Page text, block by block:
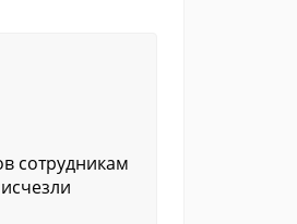
сотрудникам